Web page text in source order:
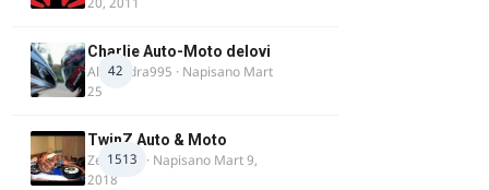
42
Charlie Auto-Moto delovi
Alexandra995 · Napisano Mart
25
1513
TwinZ Auto & Moto
Zeljkamp · Napisano Mart 9,
2018